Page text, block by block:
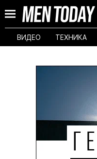
ВИДЕО ТЕХНИКА